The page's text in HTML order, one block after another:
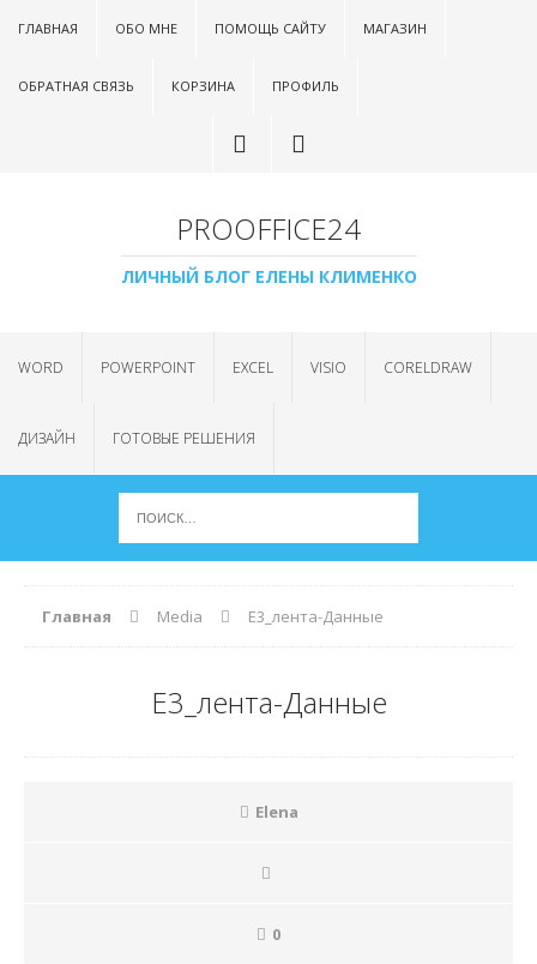
ГЛАВНАЯ ОБО МНЕ ПОМОЩЬ САЙТУ МАГАЗИН
ОБРАТНАЯ СВЯЗЬ КОРЗИНА ПРОФИЛЬ
PROOFFICE24
ЛИЧНЫЙ БЛОГ ЕЛЕНЫ КЛИМЕНКО
WORD POWERPOINT EXCEL VISIO CORELDRAW
ДИЗАЙН ГОТОВЫЕ РЕШЕНИЯ
Главная Media Е3_лента-Данные
Е3_лента-Данные
Elena
0